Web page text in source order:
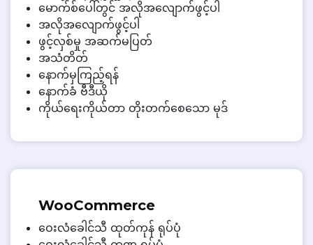
မောက်စ်ပေါ်တွင် အလိုအလျောက်ဖွင့်ပါ
အလိုအလျောက်ဖွင့်ပါ
ဖွင့်လှစ်မှု အဆက်မပြတ်
အသံတိတ်
နောက်မှကြည့်ရန်
နောက်ခံ ဗီဒီယို
ကိုယ်ရေးကိုယ်တာ တိုးတက်စေသော မုဒ်
WooCommerce
ဝေးလံခေါင်သီ ထုတ်ကုန် ရုပ်ပုံ